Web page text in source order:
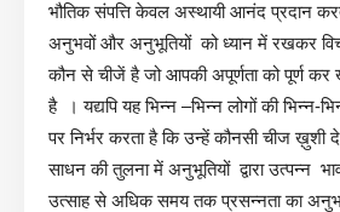
भौतिक संपत्ति केवल अस्थायी आनंद प्रदान
अनुभवों और अनुभूतियों को ध्यान में रखकर
कौन से चीजें है जो आपकी अपूर्णता को पूर्ण
है । यद्यपि यह भिन्न –भिन्न लोगों की भिन्न-
पर निर्भर करता है कि उन्हें कौनसी चीज ख़ुशी
साधन की तुलना में अनुभूतियों द्वारा उत्पन्न
उत्साह से अधिक समय तक प्रसन्नता का